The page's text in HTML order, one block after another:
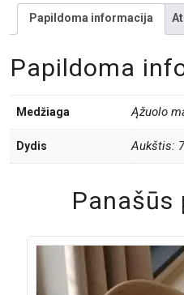
Papildoma informacija
Papildoma
Medžiaga Ąžuolo
Dydis Aukštis:
Panašūs